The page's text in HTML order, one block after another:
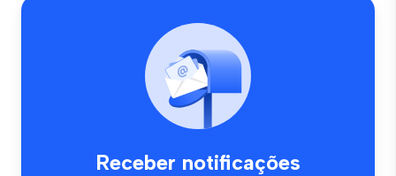
Receber notificações